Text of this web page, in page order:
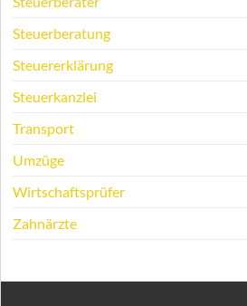
Steuerberatung
Steuererklärung
Steuerkanzlei
Transport
Umzüge
Wirtschaftsprüfer
Zahnärzte